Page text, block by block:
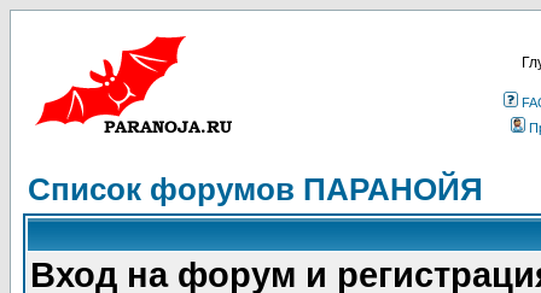
Список форумов ПАРАНОЙЯ
Вход на форум и